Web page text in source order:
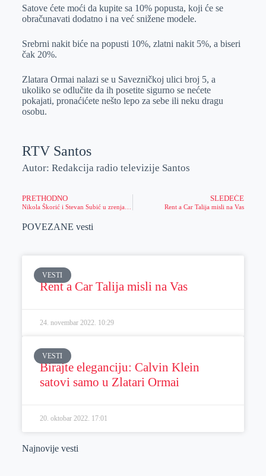
Satove ćete moći da kupite sa 10% popusta, koji će se
obračunavati dodatno i na već snižene modele.
Srebrni nakit biće na popusti 10%, zlatni nakit 5%, a biseri
čak 20%.
Zlatara Ormai nalazi se u Savezničkoj ulici broj 5, a
ukoliko se odlučite da ih posetite sigurno se nećete
pokajati, pronaćićete nešto lepo za sebe ili neku dragu
osobu.
RTV Santos
Autor: Redakcija radio televizije Santos
PRETHODNO
Nikola Škorić i Stevan Subić u zrenjaninskom muzeju
SLEDEĆE
Rent a Car Talija misli na Vas
POVEZANE vesti
VESTI
Rent a Car Talija misli na Vas
24. novembar 2022. 10:29
VESTI
Birajte eleganciju: Calvin Klein
satovi samo u Zlatari Ormai
20. oktobar 2022. 17:01
Najnovije vesti